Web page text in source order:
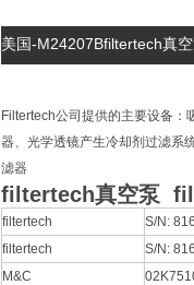
美国-M24207Bfiltertech真
Filtertech公司提供的主要设备：
器、光学透镜产生冷却剂过滤系
滤器
filtertech真空泵
filtertech
S/N:
filtertech
S/N:
M&C